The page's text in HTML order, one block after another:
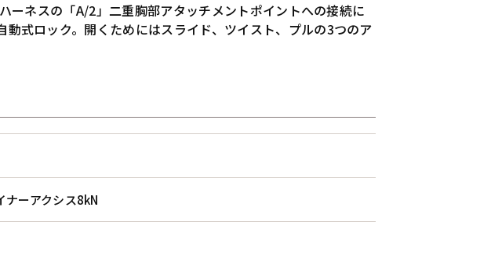
ネスの「A/2」二重胸部アタッチメントポイントへの接続に
式ロック。開くためにはスライド、ツイスト、プルの3つのア
ーアクシス8kN